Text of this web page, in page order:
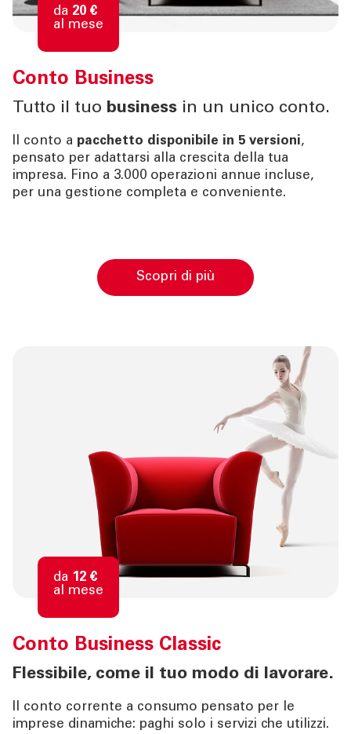
da 20 €
al mese
Conto Business
Tutto il tuo business in un unico conto.
Il conto a pacchetto disponibile in 5 versioni,
pensato per adattarsi alla crescita della tua
impresa. Fino a 3.000 operazioni annue incluse,
per una gestione completa e conveniente.
Scopri di più
da 12 €
al mese
Conto Business Classic
Flessibile, come il tuo modo di lavorare.
Il conto corrente a consumo pensato per le
imprese dinamiche: paghi solo i servizi che utilizzi.